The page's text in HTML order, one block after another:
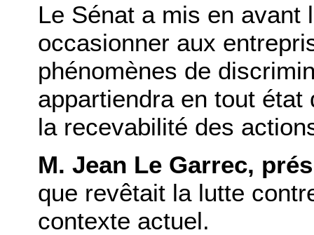
Le Sénat a mis en avant
occasionner aux
phénomènes de
appartiendra en tout
la recevabilité des
M. Jean Le Garrec,
que revêtait la lutte
contexte actuel.